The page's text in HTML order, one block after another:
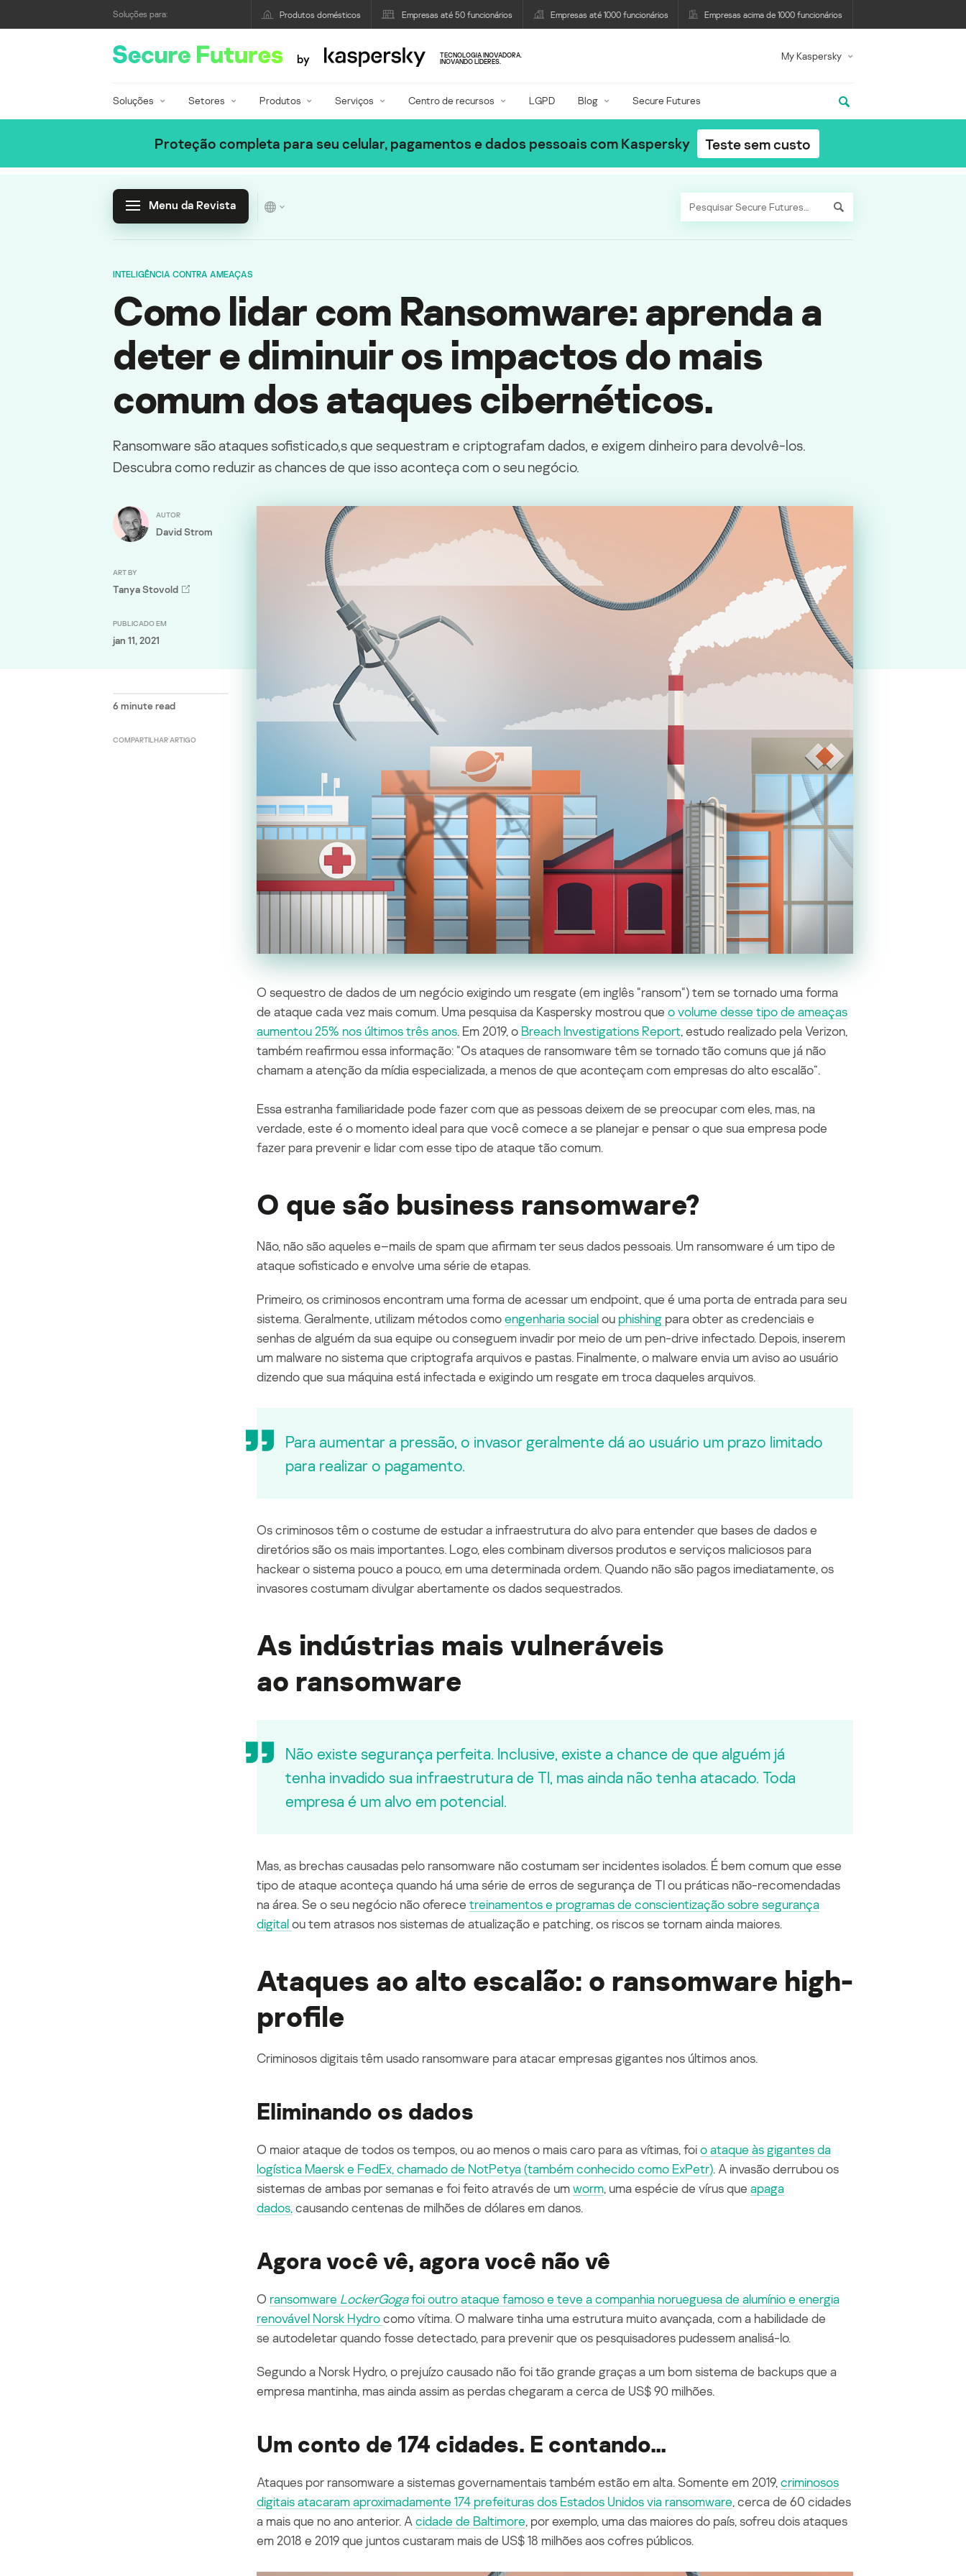
Soluções para: Produtos domésticos Empresas até 50 funcionários Empresas até 1000 funcionários Empresas acima de 1000 funcionários
by
TECNOLOGIA INOVADORA.
INOVANDO LÍDERES.
My Kaspersky
Soluções Setores Produtos Serviços Centro de recursos LGPD Blog Secure Futures
Proteção completa para seu celular, pagamentos e dados pessoais com Kaspersky Teste sem custo
Menu da Revista
INTELIGÊNCIA CONTRA AMEAÇAS
Como lidar com Ransomware: aprenda a
deter e diminuir os impactos do mais
comum dos ataques cibernéticos.
Ransomware são ataques sofisticado,s que sequestram e criptografam dados, e exigem dinheiro para devolvê-los.
Descubra como reduzir as chances de que isso aconteça com o seu negócio.
AUTOR
David Strom
ART BY
Tanya Stovold
PUBLICADO EM
jan 11, 2021
6 minute read
COMPARTILHAR ARTIGO
O sequestro de dados de um negócio exigindo um resgate (em inglês “ransom“) tem se tornado uma forma
de ataque cada vez mais comum. Uma pesquisa da Kaspersky mostrou que o volume desse tipo de ameaças
aumentou 25% nos últimos três anos. Em 2019, o Breach Investigations Report, estudo realizado pela Verizon,
também reafirmou essa informação: “Osataquesde ransomware têm se tornado tão comuns que já não
chamam a atenção da mídia especializada, a menos de que aconteçam com empresas do alto escalão”.
Essa estranha familiaridade pode fazer com que as pessoas deixem de se preocupar comeles, mas, na
verdade, este é o momento ideal para que você comece a se planejar e pensar o que sua empresa pode
fazer para prevenir e lidar com esse tipo de ataque tão comum.
O que são business ransomware?
Não, não são aqueles e–mails de spam que afirmamter seus dados pessoais. Um ransomware é um tipo de
ataque sofisticadoe envolve uma série de etapas.
Primeiro, os criminosos encontram uma forma de acessar umendpoint, que é uma porta de entrada para seu
sistema. Geralmente, utilizam métodos comoengenharia socialou phishing para obter as credenciais e
senhas de alguém da sua equipe ou conseguem invadir por meio de um pen-drive infectado. Depois, inserem
um malware no sistema que criptografa arquivos e pastas. Finalmente, o malware envia um aviso ao usuário
dizendo que sua máquina está infectada e exigindo um resgate em troca daqueles arquivos.
Para aumentar a pressão, o invasor geralmente dá ao usuário um prazo limitado
para realizar o pagamento.
Os criminosos têm o costume de estudar a infraestrutura do alvo para entender que bases de dados e
diretórios são os mais importantes. Logo, eles combinam diversos produtos e serviços maliciosos para
hackear o sistema pouco a pouco, em uma determinada ordem. Quando não são pagos imediatamente, os
invasores costumam divulgar abertamente os dados sequestrados.
As indústrias mais vulneráveis
ao ransomware
Não existe segurança perfeita. Inclusive, existe a chance de que alguém já
tenha invadido sua infraestrutura de TI, mas ainda não tenha atacado. Toda
empresa é um alvo em potencial.
Mas, as brechas causadas pelo ransomware não costumam ser incidentes isolados. É bem comum que esse
tipo de ataque aconteça quando há uma série de erros de segurança de TI ou práticas não-recomendadas
na área. Se o seu negócio não oferece treinamentos e programas de conscientização sobre segurança
digitalou tem atrasos nos sistemas de atualização e patching, os riscos se tornam ainda maiores.
Ataques ao alto escalão: o ransomware high-
profile
Criminosos digitais têm usado ransomware para atacar empresas gigantes nos últimos anos.
Eliminando os dados
O maior ataque de todos os tempos, ou ao menos o mais caro para as vítimas, foio ataque às gigantes da
logística Maerske FedEx,chamado de NotPetya(também conhecido como ExPetr). A invasão derrubou os
sistemas de ambas por semanas e foi feito através de umworm, uma espécie de vírus que apaga
dados,causando centenas de milhões de dólares em danos.
Agora você vê, agora você não vê
O ransomware LockerGogafoi outro ataque famoso e teve a companhia norueguesa de alumínio e energia
renovável Norsk Hydrocomo vítima. O malware tinha uma estrutura muito avançada, com a habilidade de
se autodeletar quando fosse detectado, para prevenir que os pesquisadores pudessem analisá-lo.
Segundo a Norsk Hydro, o prejuízo causado não foi tão grande graças a um bom sistema de backups que a
empresa mantinha, mas ainda assim as perdas chegaram a cerca de US$ 90 milhões.
Um conto de 174 cidades. E contando…
Ataques por ransomware a sistemas governamentais também estão em alta. Somente em 2019, criminosos
digitais atacaram aproximadamente 174 prefeituras dos Estados Unidos via ransomware, cerca de 60 cidades
a mais que no ano anterior. A cidade de Baltimore, por exemplo, uma das maiores do país, sofreu dois ataques
em 2018 e 2019 que juntos custaram mais de US$ 18 milhões aos cofres públicos.